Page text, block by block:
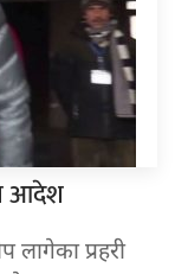
आदेश
लागेका प्रहरी